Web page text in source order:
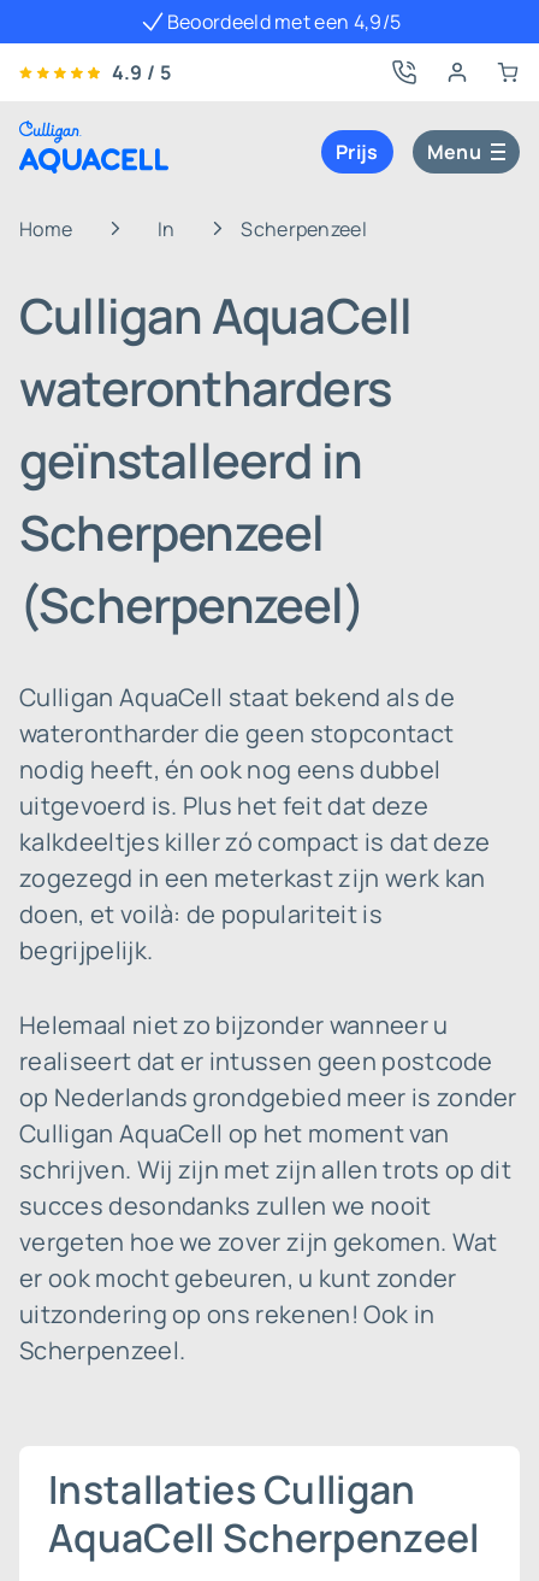
Beoordeeld met een 4,9/5
4.9 / 5
Prijs Menu
Home In Scherpenzeel
Culligan AquaCell
waterontharders
geïnstalleerd in
Scherpenzeel
(Scherpenzeel)
Culligan AquaCell staat bekend als de
waterontharder die geen stopcontact
nodig heeft, én ook nog eens dubbel
uitgevoerd is. Plus het feit dat deze
kalkdeeltjes killer zó compact is dat deze
zogezegd in een meterkast zijn werk kan
doen, et voilà: de populariteit is
begrijpelijk.
Helemaal niet zo bijzonder wanneer u
realiseert dat er intussen geen postcode
op Nederlands grondgebied meer is zonder
Culligan AquaCell op het moment van
schrijven. Wij zijn met zijn allen trots op dit
succes desondanks zullen we nooit
vergeten hoe we zover zijn gekomen. Wat
er ook mocht gebeuren, u kunt zonder
uitzondering op ons rekenen! Ook in
Scherpenzeel.
Installaties Culligan
AquaCell Scherpenzeel